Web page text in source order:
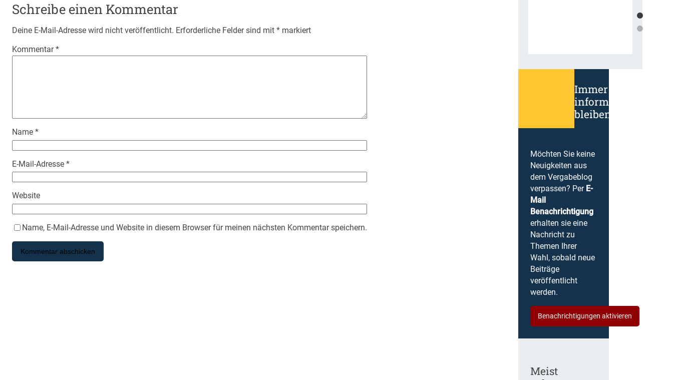
Schreibe einen Kommentar
Deine E-Mail-Adresse wird nicht veröffentlicht. Erforderliche Felder sind mit * markiert
Kommentar*
Name *
E-Mail-Adresse *
Website
Name, E-Mail-Adresse und Website in diesem Browser für meinen nächsten Kommentar speichern.
Immer
informiert
bleiben!
Möchten Sie keine
Neuigkeiten aus
dem Vergabeblog
verpassen? Per E-
Mail
Benachrichtigung
erhalten sie eine
Nachricht zu
Themen Ihrer
Wahl, sobald neue
Beiträge
veröffentlicht
werden.
Benachrichtigungen aktivieren
Meist